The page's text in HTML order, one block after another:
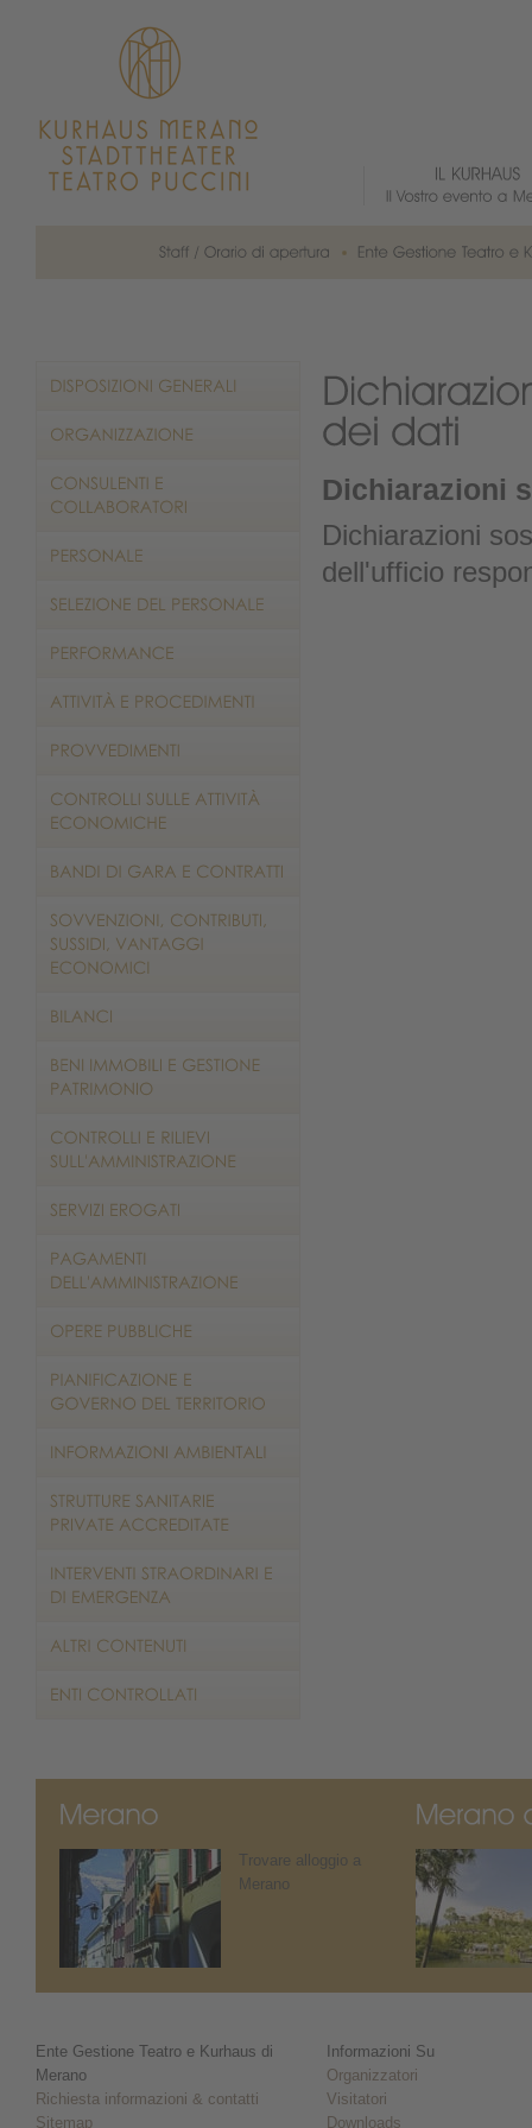
Dichiarazioni
Dichiarazioni
dell'ufficio
Trovare alloggio a
Merano
Ente Gestione Teatro e Kurhaus di
Merano
Richiesta informazioni & contatti
Sitemap
Informazioni Su
Organizzatori
Visitatori
Downloads